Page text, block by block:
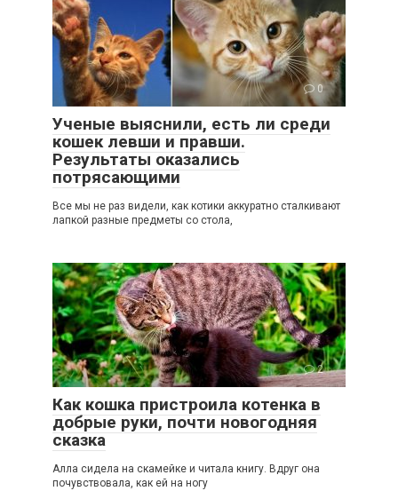
0
Ученые выяснили, есть ли среди
кошек левши и правши.
Результаты оказались
потрясающими
Все мы не раз видели, как котики аккуратно сталкивают
лапкой разные предметы со стола,
2
Как кошка пристроила котенка в
добрые руки, почти новогодняя
сказка
Алла сидела на скамейке и читала книгу. Вдруг она
почувствовала, как ей на ногу